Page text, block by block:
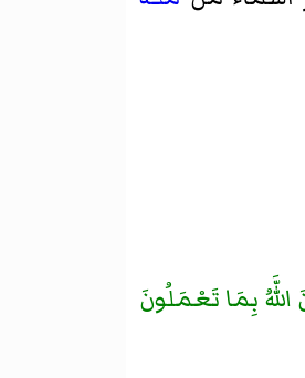
بِمَا تَعْمَلُونَ